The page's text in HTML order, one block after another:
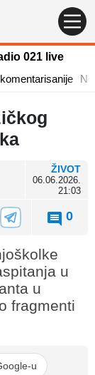
021 live
ŽIVOT
06.06.2026.
21:03
0
u
u
fragmenti
u